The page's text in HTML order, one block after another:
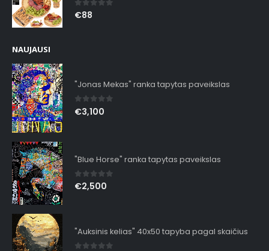
0out of 5
€88
NAUJAUSI
"Jonas Mekas" ranka tapytas paveikslas
0out of 5
€3,100
"Blue Horse" ranka tapytas paveikslas
0out of 5
€2,500
"Auksinis kelias" 40x50 tapyba pagal skaičius